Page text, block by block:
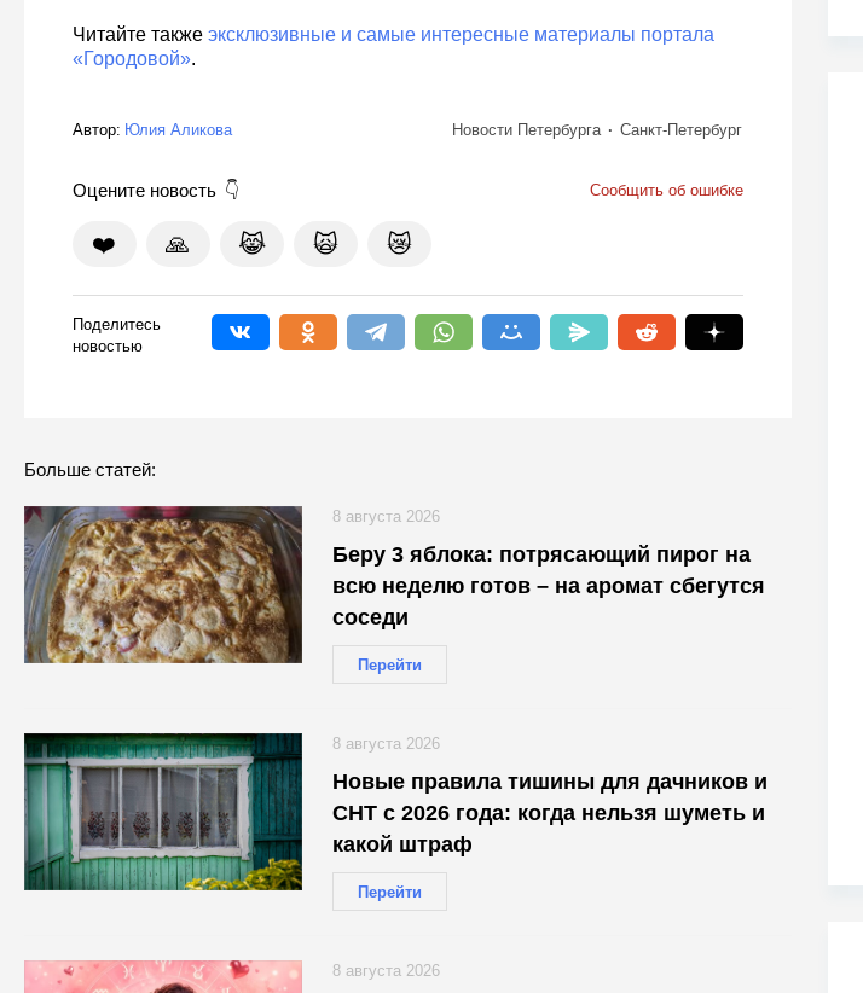
Читайте также эксклюзивные и самые интересные материалы портала
«Городовой».
Автор: Юлия Аликова Новости Петербурга Санкт-Петербург
Оцените новость Сообщить об ошибке
❤️ 🙏 😹 🙀 😿
Поделитесь
новостью
Больше статей:
Беру 3 яблока: потрясающий пирог на
всю неделю готов – на аромат сбегутся
соседи
Перейти
8 августа 2026
Новые правила тишины для дачников и
СНТ с 2026 года: когда нельзя шуметь и
какой штраф
Перейти
8 августа 2026
8 августа 2026